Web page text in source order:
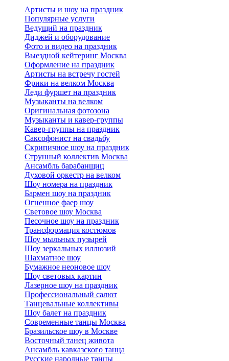
Артисты и шоу на праздник
Популярные услуги
Ведущий на праздник
Диджей и оборудование
Фото и видео на праздник
Выездной кейтеринг Москва
Оформление на праздник
Артисты на встречу гостей
Фрики на велком Москва
Леди фуршет на праздник
Музыканты на велком
Оригинальная фотозона
Музыканты и кавер-группы
Кавер-группы на праздник
Саксофонист на свадьбу
Скрипичное шоу на праздник
Струнный коллектив Москва
Ансамбль барабанщиц
Духовой оркестр на велком
Шоу номера на праздник
Бармен шоу на праздник
Огненное фаер шоу
Световое шоу Москва
Песочное шоу на праздник
Трансформация костюмов
Шоу мыльных пузырей
Шоу зеркальных иллюзий
Шахматное шоу
Бумажное неоновое шоу
Шоу световых картин
Лазерное шоу на праздник
Профессиональный салют
Танцевальные коллективы
Шоу балет на праздник
Современные танцы Москва
Бразильское шоу в Москве
Восточный танец живота
Ансамбль кавказского танца
Русские народные танцы